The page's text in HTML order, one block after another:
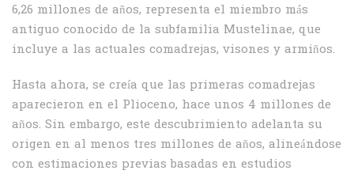
6,26 millones de años, representa el miembro más
antiguo conocido de la subfamilia Mustelinae, que
incluye a las actuales comadrejas, visones y armiños.
Hasta ahora, se creía que las primeras comadrejas
aparecieron en el Plioceno, hace unos 4 millones de
años. Sin embargo, este descubrimiento adelanta su
origen en al menos tres millones de años, alineándose
con estimaciones previas basadas en estudios